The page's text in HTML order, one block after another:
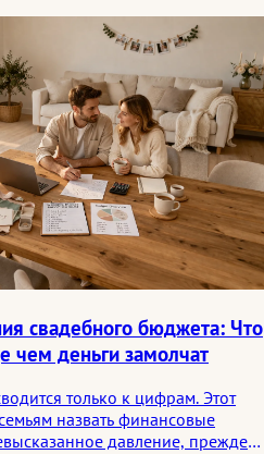
с точностью.
свадебного бюджета: Что
чем деньги замолчат
только к цифрам. Этот
назвать финансовые
давление, прежде